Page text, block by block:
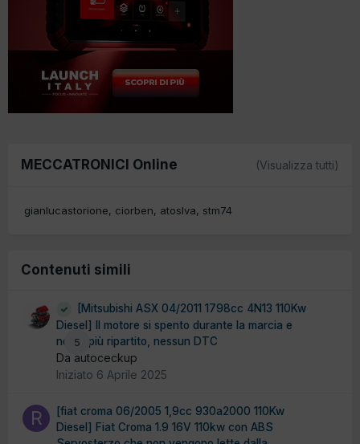
MECCATRONICI Online (Visualizza tutti)
gianlucastorione ciorben atoslva stm74
Contenuti simili
5
[Mitsubishi ASX 04/2011 1798cc 4N13 110Kw
Diesel] Il motore si spento durante la marcia e
non è più ripartito, nessun DTC
Da autoceckup
Iniziato 6 Aprile 2025
[fiat croma 06/2005 1,9cc 930a2000 110Kw
Diesel] Fiat Croma 1.9 16V 110kw con ABS